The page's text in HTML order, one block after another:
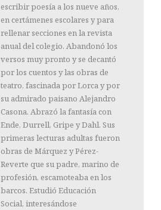
escribir poesía a los nueve años,
en certámenes escolares y para
rellenar secciones en la revista
anual del colegio. Abandonó los
versos muy pronto y se decantó
por los cuentos y las obras de
teatro, fascinada por Lorca y por
su admirado paisano Alejandro
Casona. Abrazó la fantasía con
Ende, Durrell, Gripe y Dahl. Sus
primeras lecturas adultas fueron
obras de Márquez y Pérez-
Reverte que su padre, marino de
profesión, escamoteaba en los
barcos. Estudió Educación
Social, interesándose